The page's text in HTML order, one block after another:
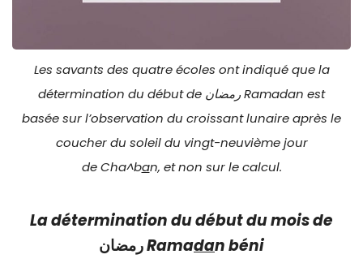
Les savants des quatre écoles ont indiqué que la
détermination du début de رمضان Ramadan est
basée sur l’observation du croissant lunaire après le
coucher du soleil du vingt-neuvième jour
de Cha^ban, et non sur le calcul.
La détermination du début du mois de
رمضانRamadanbéni